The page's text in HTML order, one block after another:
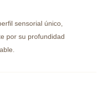
sensorial único,
por su profundidad